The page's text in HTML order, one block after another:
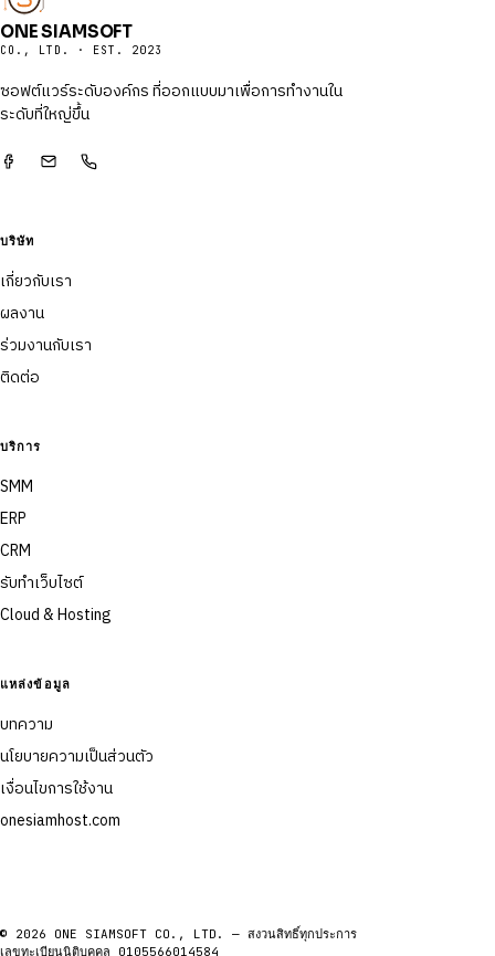
ONE SIAMSOFT
CO., LTD. · EST. 2023
ซอฟต์แวร์ระดับองค์กร ที่ออกแบบมาเพื่อการทำงานใน
ระดับที่ใหญ่ขึ้น
บริษัท
เกี่ยวกับเรา
ผลงาน
ร่วมงานกับเรา
ติดต่อ
บริการ
SMM
ERP
CRM
รับทำเว็บไซต์
Cloud & Hosting
แหล่งข้อมูล
บทความ
นโยบายความเป็นส่วนตัว
เงื่อนไขการใช้งาน
onesiamhost.com
© 2026 ONE SIAMSOFT CO., LTD. — สงวนสิทธิ์ทุกประการ
เลขทะเบียนนิติบุคคล 0105566014584